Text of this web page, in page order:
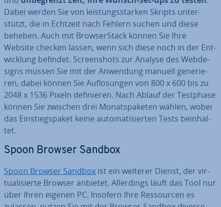
Dabei werden Sie von leis­tungs­star­ken Skripts un­ter­
stützt, die in Echtzeit nach Fehlern suchen und diese
beheben. Auch mit Brow­ser­Stack können Sie Ihre
Website checken lassen, wenn sich diese noch in der Ent­
wick­lung befindet. Screen­shots zur Analyse des Web­de­
signs müssen Sie mit der Anwendung manuell ge­ne­rie­
ren, dabei können Sie Auf­lö­sun­gen von 800 x 600 bis zu
2048 x 1536 Pixeln de­fi­nie­ren. Nach Ablauf der Testphase
können Sie zwischen drei Mo­nats­pa­ke­ten wählen, wobei
das Ein­stiegs­pa­ket keine au­to­ma­ti­sier­ten Tests be­inhal­
tet.
Spoon Browser Sandbox
Spoon Browser Sandbox ist ein weiterer Dienst, der vir­
tua­li­sier­te Browser anbietet. Al­ler­dings läuft das Tool nur
über Ihren eigenen PC. Insofern Ihre Res­sour­cen es